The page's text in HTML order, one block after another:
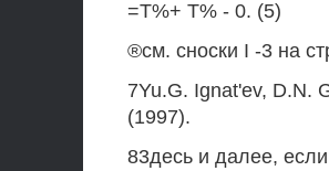
=Т%+ Т% - 0. (5)
®см. сноски I -3 на
7Yu.G. Ignat'ev, D.N.
(1997).
83десь и далее,